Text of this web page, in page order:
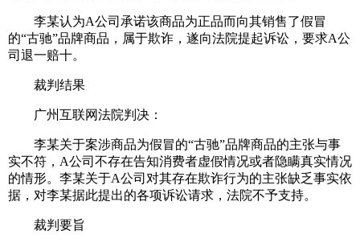
李某认为A公司承诺该商品为正品而向其销售了假冒
的“古驰”品牌商品，属于欺诈，遂向法院提起诉讼，要求A公
司退一赔十。
裁判结果
广州互联网法院判决：
李某关于案涉商品为假冒的“古驰”品牌商品的主张与事
实不符，A公司不存在告知消费者虚假情况或者隐瞒真实情况
的情形。李某关于A公司对其存在欺诈行为的主张缺乏事实依
据，对李某据此提出的各项诉讼请求，法院不予支持。
裁判要旨